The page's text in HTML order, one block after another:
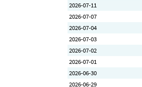
2026-07-11
2026-07-07
2026-07-04
2026-07-03
2026-07-02
2026-07-01
2026-06-30
2026-06-29